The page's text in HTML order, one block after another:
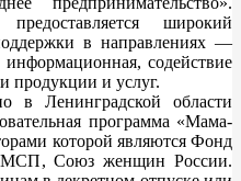
широкий
в направлениях —
информационная, содействие
продукции и услуг.
Ленинградской области
программа «Мама-
которой являются Фонд
МСП, Союз женщин России.